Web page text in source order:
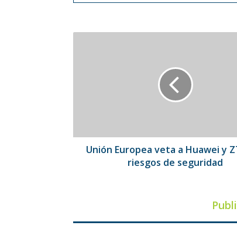
riesgos
Unión Europea veta a Huawei y
riesgos de seguridad